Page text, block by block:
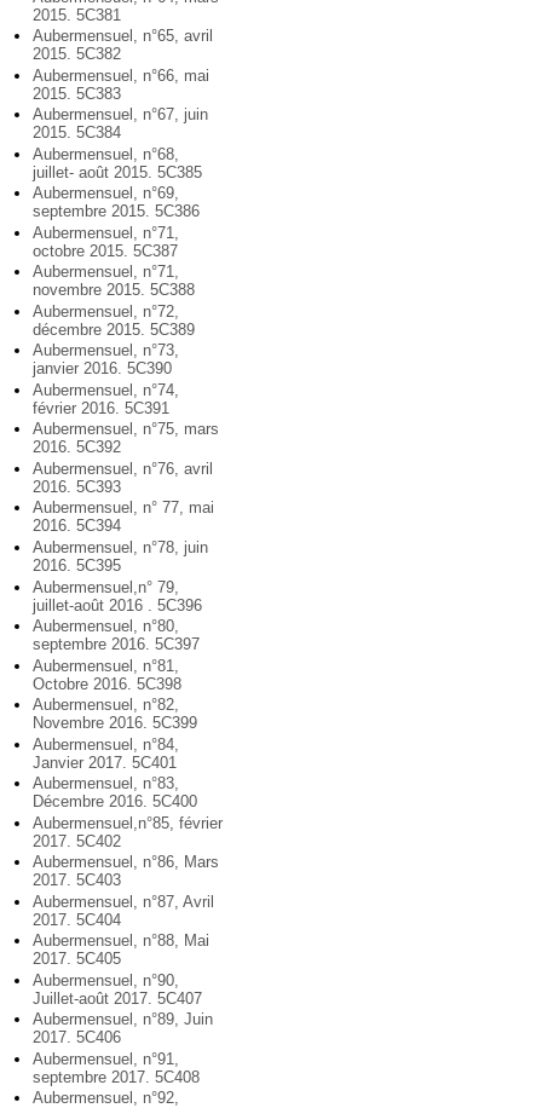
2015. 5C381
Aubermensuel, n°65, avril
2015. 5C382
Aubermensuel, n°66, mai
2015. 5C383
Aubermensuel, n°67, juin
2015. 5C384
Aubermensuel, n°68,
juillet- août 2015. 5C385
Aubermensuel, n°69,
septembre 2015. 5C386
Aubermensuel, n°71,
octobre 2015. 5C387
Aubermensuel, n°71,
novembre 2015. 5C388
Aubermensuel, n°72,
décembre 2015. 5C389
Aubermensuel, n°73,
janvier 2016. 5C390
Aubermensuel, n°74,
février 2016. 5C391
Aubermensuel, n°75, mars
2016. 5C392
Aubermensuel, n°76, avril
2016. 5C393
Aubermensuel, n° 77, mai
2016. 5C394
Aubermensuel, n°78, juin
2016. 5C395
Aubermensuel,n° 79,
juillet-août 2016 . 5C396
Aubermensuel, n°80,
septembre 2016. 5C397
Aubermensuel, n°81,
Octobre 2016. 5C398
Aubermensuel, n°82,
Novembre 2016. 5C399
Aubermensuel, n°84,
Janvier 2017. 5C401
Aubermensuel, n°83,
Décembre 2016. 5C400
Aubermensuel,n°85, février
2017. 5C402
Aubermensuel, n°86, Mars
2017. 5C403
Aubermensuel, n°87, Avril
2017. 5C404
Aubermensuel, n°88, Mai
2017. 5C405
Aubermensuel, n°90,
Juillet-août 2017. 5C407
Aubermensuel, n°89, Juin
2017. 5C406
Aubermensuel, n°91,
septembre 2017. 5C408
Aubermensuel, n°92,